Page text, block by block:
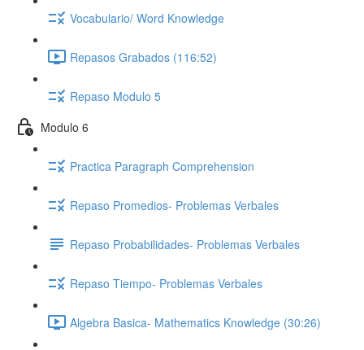
Vocabulario/ Word Knowledge
Repasos Grabados (116:52)
Repaso Modulo 5
Modulo 6
Practica Paragraph Comprehension
Repaso Promedios- Problemas Verbales
Repaso Probabilidades- Problemas Verbales
Repaso Tiempo- Problemas Verbales
Algebra Basica- Mathematics Knowledge (30:26)